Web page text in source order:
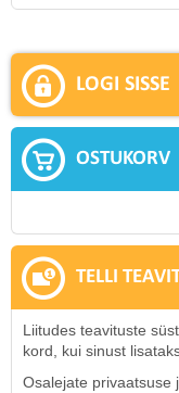
LOGI SISSE
OSTUKORV
TELLI
Liitudes teavituste
kord, kui sinust
Osalejate privaatsuse